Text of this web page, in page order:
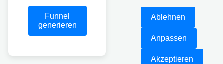
Funnel
generieren
Ablehnen
Anpassen
Akzeptieren